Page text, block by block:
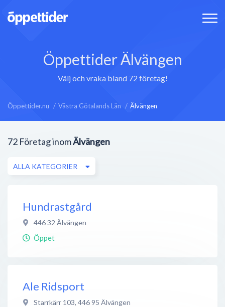
Öppettider Älvängen
Välj och vraka bland 72 företag!
Öppettider.nu Västra Götalands Län Älvängen
72 Företag inomÄlvängen
ALLA KATEGORIER
Hundrastgård
446 32 Älvängen
Öppet
Ale Ridsport
Starrkärr 103, 446 95 Älvängen